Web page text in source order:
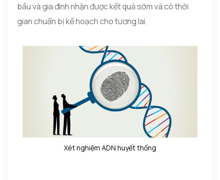
bầu và gia đình nhận được kết quả sớm và có thời
gian chuẩn bị kế hoạch cho tương lai.
Xét nghiệm ADN huyết thống